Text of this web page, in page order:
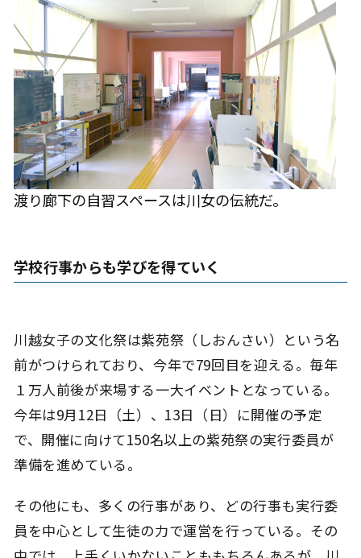
渡り廊下の自習スペースは川女の伝統だ。
学校行事からも学びを得ていく
川越女子の文化祭は紫苑祭（しおんさい）という名
前がつけられており、今年で79回目を迎える。毎年
１万人前後が来場する一大イベントとなっている。
今年は9月12日（土）、13日（日）に開催の予定
で、開催に向けて150名以上の紫苑祭の実行委員が
準備を進めている。
その他にも、多くの行事があり、どの行事も実行委
員を中心として生徒の力で運営を行っている。その